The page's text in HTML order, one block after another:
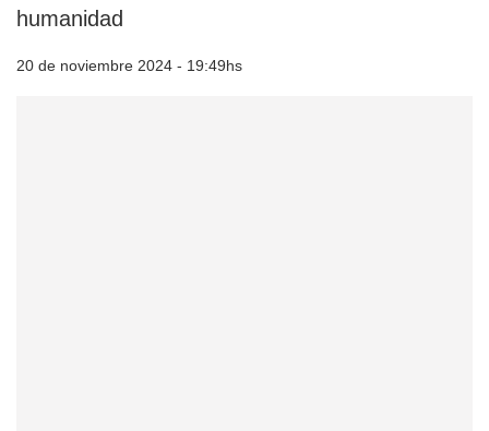
humanidad
20 de noviembre 2024 - 19:49hs